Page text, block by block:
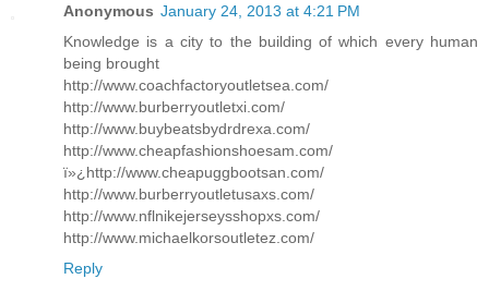
Anonymous January 24, 2013 at 4:21 PM
Knowledge is a city to the building of which every human
being brought
http://www.coachfactoryoutletsea.com/
http://www.burberryoutletxi.com/
http://www.buybeatsbydrdrexa.com/
http://www.cheapfashionshoesam.com/
ï»¿http://www.cheapuggbootsan.com/
http://www.burberryoutletusaxs.com/
http://www.nflnikejerseysshopxs.com/
http://www.michaelkorsoutletez.com/
Reply